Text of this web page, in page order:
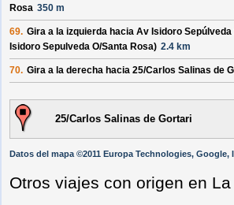
Rosa 350 m
69. Gira a la izquierda hacia Av Isidoro Sepúlveda
Isidoro Sepulveda O/Santa Rosa) 2.4 km
70. Gira a la derecha hacia 25/Carlos Salinas de
25/Carlos Salinas de Gortari
Datos del mapa ©2011 Europa Technologies, Google,
Otros viajes con origen en